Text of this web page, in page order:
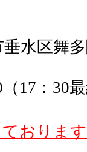
水区舞
17：30
おります